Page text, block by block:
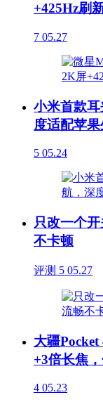
+425Hz刷
7 05.27
小米首款
度适配苹
5 05.24
只改一个
不卡顿
评测 5 05.27
大疆
+3倍长焦
4 05.23